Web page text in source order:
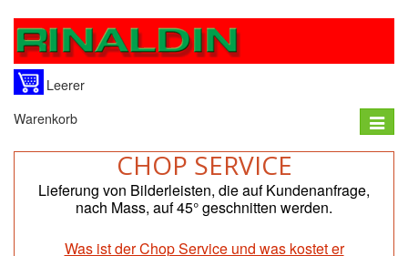
Leerer
Warenkorb
Toggle
CHOP SERVICE
Lieferung von Bilderleisten, die auf Kundenanfrage,
nach Mass, auf 45° geschnitten werden.
Was ist der Chop Service und was kostet er